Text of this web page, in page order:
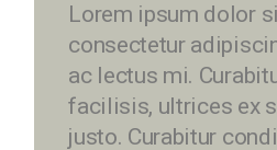
Lorem ipsum dolor
consectetur
ac lectus mi.
facilisis, ultrices ex
justo. Curabitur